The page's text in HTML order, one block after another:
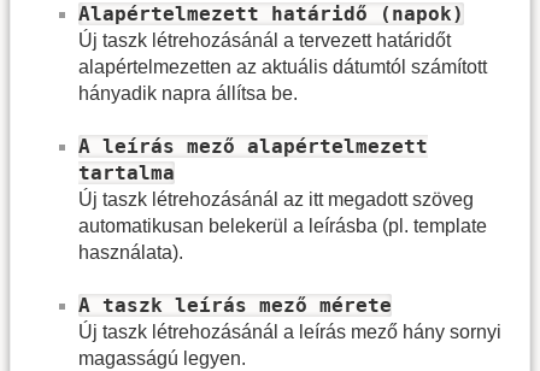
Alapértelmezett határidő (napok)
Új taszk létrehozásánál a tervezett határidőt
alapértelmezetten az aktuális dátumtól számított
hányadik napra állítsa be.
A leírás mező alapértelmezett
tartalma
Új taszk létrehozásánál az itt megadott szöveg
automatikusan belekerül a leírásba (pl. template
használata).
A taszk leírás mező mérete
Új taszk létrehozásánál a leírás mező hány sornyi
magasságú legyen.